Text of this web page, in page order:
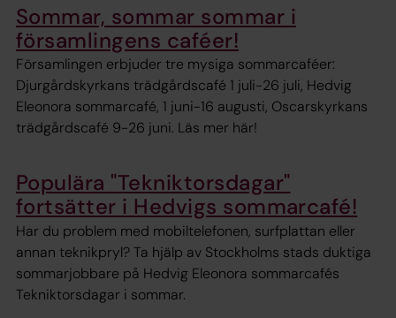
Sommar, sommar sommar i
församlingens caféer!
Församlingen erbjuder tre mysiga sommarcaféer:
Djurgårdskyrkans trädgårdscafé 1 juli-26 juli, Hedvig
Eleonora sommarcafé, 1 juni-16 augusti, Oscarskyrkans
trädgårdscafé 9-26 juni. Läs mer här!
Populära "Tekniktorsdagar"
fortsätter i Hedvigs sommarcafé!
Har du problem med mobiltelefonen, surfplattan eller
annan teknikpryl? Ta hjälp av Stockholms stads duktiga
sommarjobbare på Hedvig Eleonora sommarcafés
Tekniktorsdagar i sommar.